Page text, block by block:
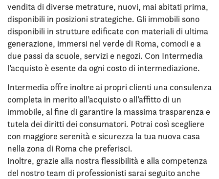
vendita di diverse metrature, nuovi, mai abitati prima,
disponibili in posizioni strategiche. Gli immobili sono
disponibili in strutture edificate con materiali di ultima
generazione, immersi nel verde di Roma, comodi e a
due passi da scuole, servizi e negozi. Con Intermedia
l’acquisto è esente da ogni costo di intermediazione.
Intermedia offre inoltre ai propri clienti una consulenza
completa in merito all’acquisto o all’affitto di un
immobile, al fine di garantire la massima trasparenza e
tutela dei diritti dei consumatori. Potrai così scegliere
con maggiore serenità e sicurezza la tua nuova casa
nella zona di Roma che preferisci.
Inoltre, grazie alla nostra flessibilità e alla competenza
del nostro team di professionisti sarai seguito anche